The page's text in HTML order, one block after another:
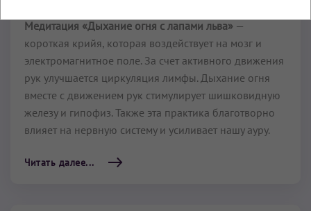
Медитация «Дыхание огня с лапами льва» —
короткая крийя, которая воздействует на мозг и
электромагнитное поле. За счет активного движения
рук улучшается циркуляция лимфы. Дыхание огня
вместе с движением рук стимулирует шишковидную
железу и гипофиз. Также эта практика благотворно
влияет на нервную систему и усиливает нашу ауру.
Читать далее...